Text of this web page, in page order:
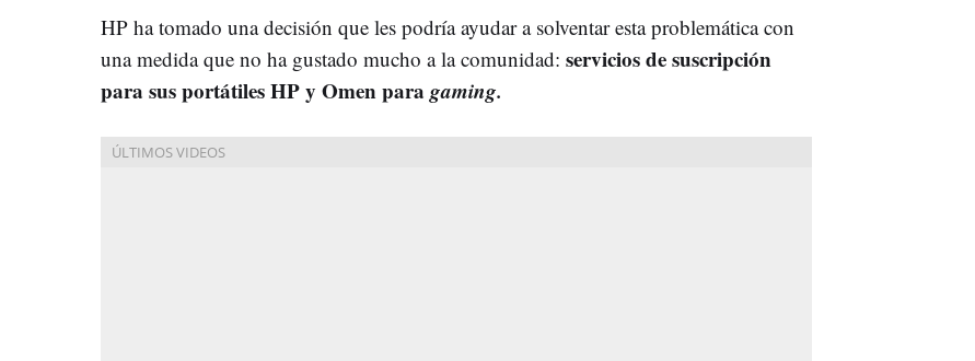
HP ha tomado una decisión que les podría ayudar a solventar esta problemática con
una medida que no ha gustado mucho a la comunidad: servicios de suscripción
para sus portátiles HP y Omen para gaming.